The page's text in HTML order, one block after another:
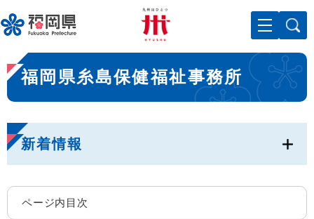
ー
ジ
先
頭
で
。
メニューを飛ばして本文へ
本
文
福岡県糸島保健福祉事務所
新着情報
ページ内目次